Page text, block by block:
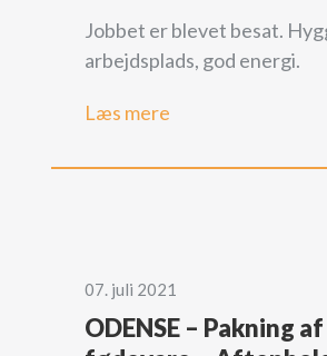
Jobbet er blevet besat.
arbejdsplads, god energi.
Læs mere
07. juli 2021
ODENSE – Pakning af